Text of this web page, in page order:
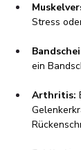
Stress
ein
Arthritis: